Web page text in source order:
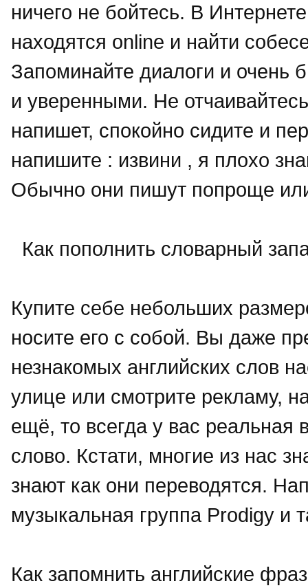
ничего не бойтесь. В
находятся online и найти
Запоминайте диалоги и очень
и уверенными. Не
напишет, спокойно сидите и
напишите : извини , я плохо
Обычно они пишут попроще
Как пополнить словарный
Купите себе небольших
носите его с собой. Вы даже
незнакомых английских слов
улице или смотрите рекламу,
ещё, то всегда у вас реальная
слово. Кстати, многие из нас
знают как они переводятся.
музыкальная группа Prodigy и
Как запомнить английские